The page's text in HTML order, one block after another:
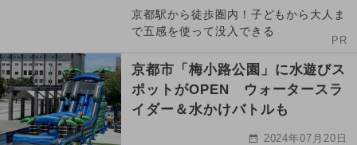
京都駅から徒歩圏内！子どもから大人ま
で五感を使って没入できる
PR
京都市「梅小路公園」に水遊びス
ポットがOPEN ウォータースラ
イダー＆水かけバトルも
2024年07月20日